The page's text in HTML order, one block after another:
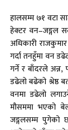
हालसम्म ७१ वटा
हेक्टर वन–जङ्गल
अधिकारी
गर्दा तनहुँमा वन
गर्ने र बाँदरले
डढेलो बढेको श्रेष्ठ
वनमा डढेलो
मौसममा भएको
जङ्गलसम्म पुगेको